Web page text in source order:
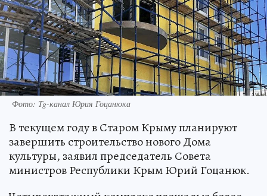
Фото: Tg-канал Юрия Гоцанюка
В текущем году в Старом Крыму планируют
завершить строительство нового Дома
культуры, заявил председатель Совета
министров Республики Крым Юрий Гоцанюк.